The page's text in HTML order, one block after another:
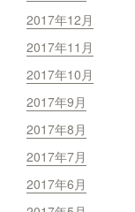
2017年12月
2017年11月
2017年10月
2017年9月
2017年8月
2017年7月
2017年6月